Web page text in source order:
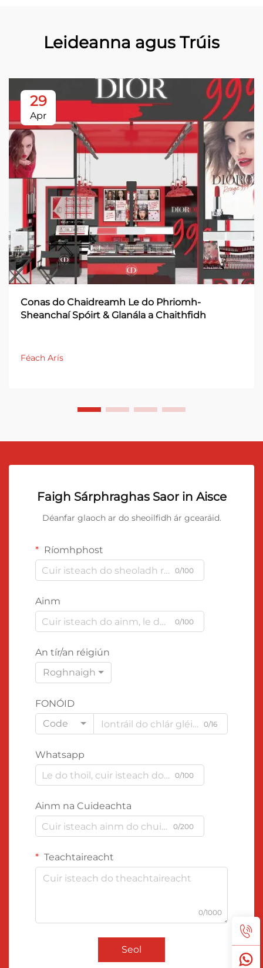
Leideanna agus Trúis
29
Apr
Conas do Chaidreamh Le do Phriomh-
Sheanchaí Spóirt & Glanála a Chaithfidh
Féach Arís
Faigh Sárphraghas Saor in Aisce
Déanfar glaoch ar do sheoilfidh ár gcearáid.
Ríomhphost
0/100
Ainm
0/100
An tír/an réigiún
Roghnaigh
FONÓID
Code
0/16
Whatsapp
0/100
Ainm na Cuideachta
0/200
Teachtaireacht
0/1000
Seol